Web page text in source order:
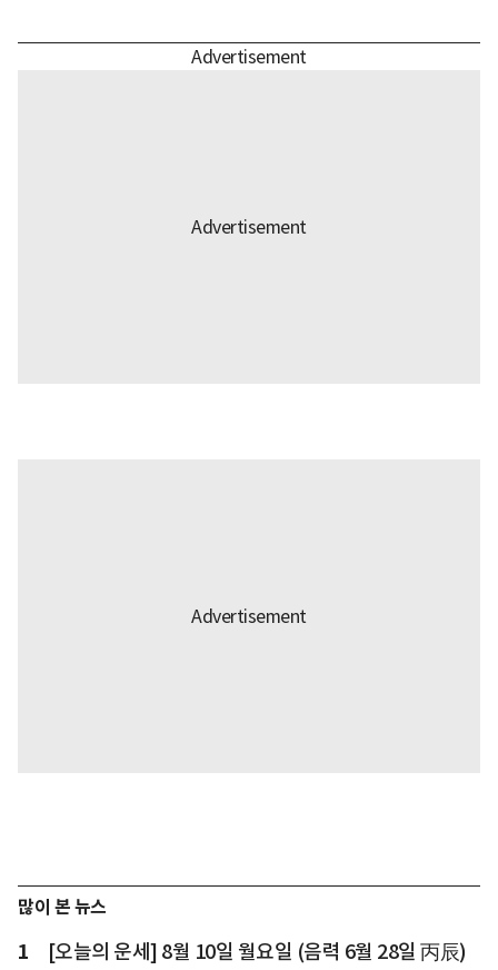
많이 본 뉴스
1 [오늘의 운세] 8월 10일 월요일 (음력 6월 28일 丙辰)